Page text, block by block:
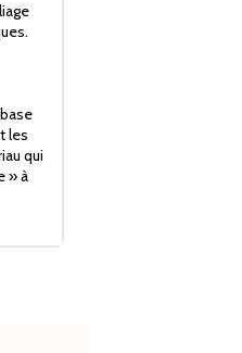
les
qui
» à